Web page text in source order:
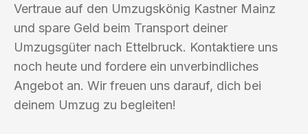
Vertraue auf den Umzugskönig Kastner Mainz
und spare Geld beim Transport deiner
Umzugsgüter nach Ettelbruck. Kontaktiere uns
noch heute und fordere ein unverbindliches
Angebot an. Wir freuen uns darauf, dich bei
deinem Umzug zu begleiten!